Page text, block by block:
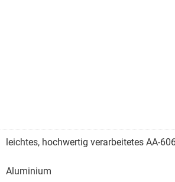
leichtes, hochwertig verarbeitetes AA-
Aluminium